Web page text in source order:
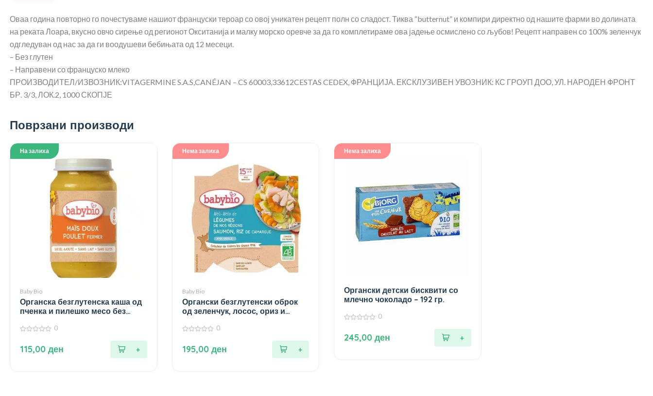
Оваа година повторно го почестуваме нашиот француски тероар ​​со овој уникатен рецепт полн со сладост. Тиква “butternut” и компири директно од нашите фарми во долината
на реката Лоара, вкусно овчо сирење од регионот Окситанија и малку морско оревче за да го комплетираме ова јадење осмислено со љубов! Рецепт направен со 100% зеленчук
одгледуван од нас за да ги воодушеви бебињата од 12 месеци.
– Без глутен
– Направени со француско млеко
ПРОИЗВОДИТЕЛ/ИЗВОЗНИК:VITAGERMINE S.A.S,CANÉJAN – CS 60003,33612CESTAS CEDEX, ФРАНЦИЈА. ЕКСКЛУЗИВЕН УВОЗНИК: КС ГРОУП ДОО, УЛ. НАРОДЕН ФРОНТ
БР. 3/3, ЛОК.2, 1000 СКОПЈЕ
Поврзани производи
На залиха
Baby Bio
Органска безглутенска каша од
пченка и пилешко месо без
месеци – 200 гр.
5
0
115,00 ден
Нема залиха
Baby Bio
Органски безглутенски оброк
од зеленчук, лосос, ориз и
сол за 15+ месе
5
0
195,00 ден
Нема залиха
Органски детски бисквити со
млечно чоколадо – 192 гр.
5
0
245,00 ден